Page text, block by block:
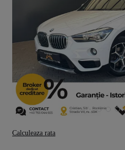
Calculeaza rata